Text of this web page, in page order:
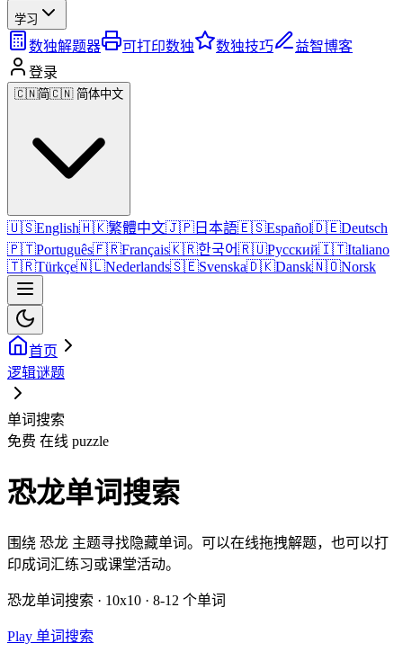
学习
数独解题器 可打印数独 数独技巧
益智博客
登录
🇨🇳简🇨🇳 简体中文
🇺🇸English🇭🇰繁體中文🇯🇵 日本語🇪🇸Español🇩🇪Deutsch
🇵🇹Português🇫🇷Français🇰🇷한국어🇷🇺Русский🇮🇹Italiano
🇹🇷Türkçe🇳🇱Nederlands🇸🇪Svenska🇩🇰Dansk🇳🇴Norsk
首页
逻辑谜题
单词搜索
免费 在线 puzzle
恐龙单词搜索
围绕 恐龙 主题寻找隐藏单词。可以在线拖拽解题，也可以打
印成词汇练习或课堂活动。
恐龙单词搜索 · 10x10 · 8-12 个单词
Play 单词搜索